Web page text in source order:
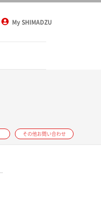
My SHIMADZU
その他お問い合わせ